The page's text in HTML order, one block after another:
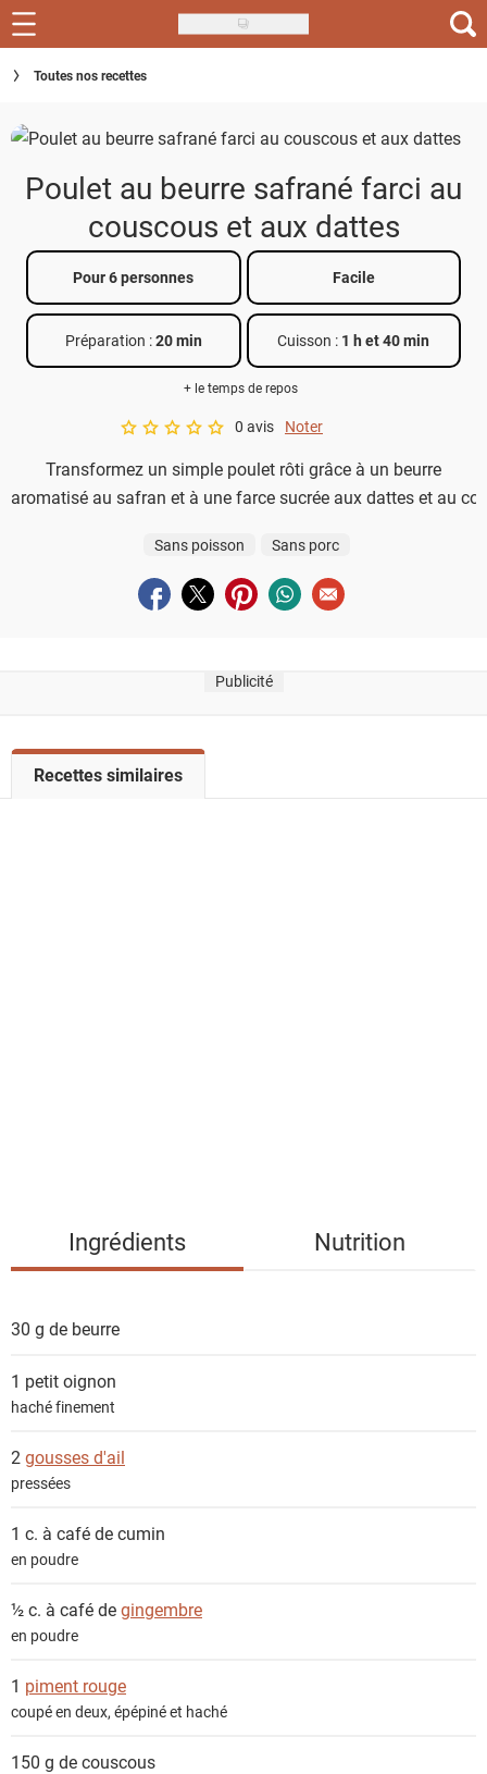
Skip
to
main
Recettes
Inspirations
Actus
Téléchargez l'app Saveurs Recettes
Index des recettes
Toutes nos recettes
Poulet au beurre safrané farci au
couscous et aux dattes
Pour 6 personnes Facile
Préparation :20 min Cuisson : 1 h et 40 min
+ le temps de repos
A star rating of 0 out of 5.
0 avis Noter
Transformez un simple poulet rôti grâce à un beurre
aromatisé au safran et à une farce sucrée aux dattes et au
Sans poisson Sans porc
Partager sur facebook
Partager sur twitter
Partager sur pinterest
Partager sur whatsapp
Envoyer à un ami
Publicité
o
i
n
s
Recettes similaires
Ingrédients Nutrition
30 g de beurre
1 petitoignon
haché finement
2 gousses d'ail
pressées
1 c. à café decumin
en poudre
½ c. à café degingembre
en poudre
1 piment rouge
coupé en deux, épépiné et haché
150 g decouscous